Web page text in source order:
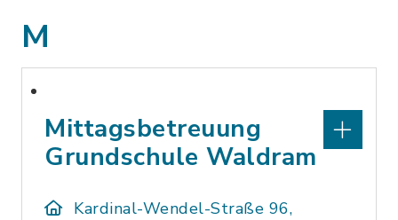
M
Mittagsbetreuung
Grundschule Waldram
Kardinal-Wendel-Straße 96,